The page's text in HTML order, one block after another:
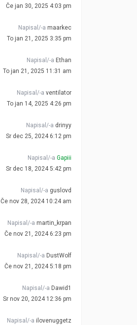
Če jan 30, 2025 4:03 pm
Napisal/-a maarkec
To jan 21, 2025 3:35 pm
Napisal/-a Ethan
To jan 21, 2025 11:31 am
Napisal/-a ventilator
To jan 14, 2025 4:26 pm
Napisal/-a drinyy
Sr dec 25, 2024 6:12 pm
Napisal/-a Gapiii
Sr dec 18, 2024 5:42 pm
Napisal/-a guslovd
Če nov 28, 2024 10:24 am
Napisal/-a martin_krpan
Če nov 21, 2024 6:23 pm
Napisal/-a DustWolf
Če nov 21, 2024 5:18 pm
Napisal/-a Dawid1
Sr nov 20, 2024 12:36 pm
Napisal/-a ilovenuggetz